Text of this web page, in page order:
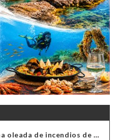
Detenido el autor de una oleada de incendios de contenedores en Almería